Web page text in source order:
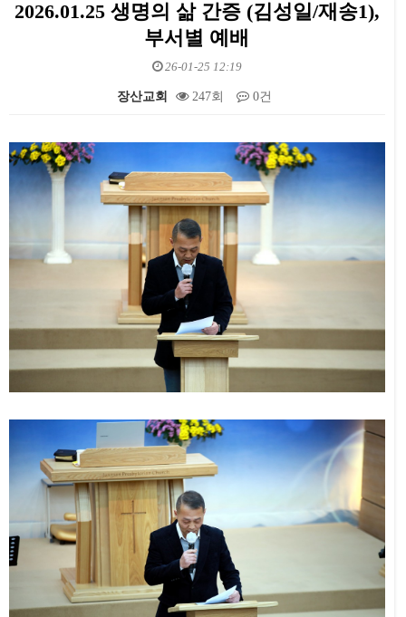
2026.01.25 생명의 삶 간증 (김성일/재송1),
부서별 예배
26-01-25 12:19
장산교회 247회 0건
본문